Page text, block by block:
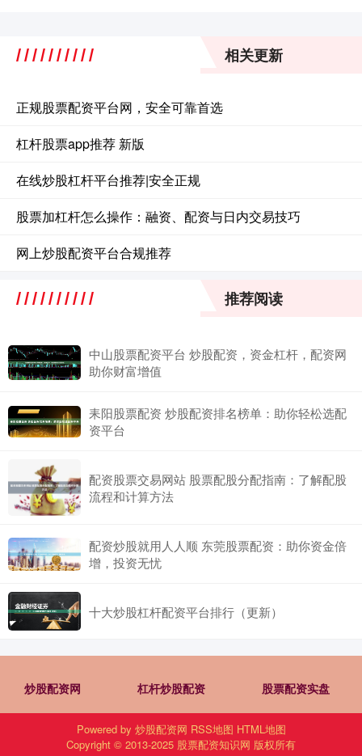
相关更新
正规股票配资平台网，安全可靠首选
杠杆股票app推荐 新版
在线炒股杠杆平台推荐|安全正规
股票加杠杆怎么操作：融资、配资与日内交易技巧
网上炒股配资平台合规推荐
推荐阅读
中山股票配资平台 炒股配资，资金杠杆，配资网
助你财富增值
耒阳股票配资 炒股配资排名榜单：助你轻松选配
资平台
配资股票交易网站 股票配股分配指南：了解配股
流程和计算方法
配资炒股就用人人顺 东莞股票配资：助你资金倍
增，投资无忧
十大炒股杠杆配资平台排行（更新）
炒股配资网 杠杆炒股配资 股票配资实盘
Powered by 炒股配资网 RSS地图 HTML地图
Copyright © 2013-2025 股票配资知识网 版权所有